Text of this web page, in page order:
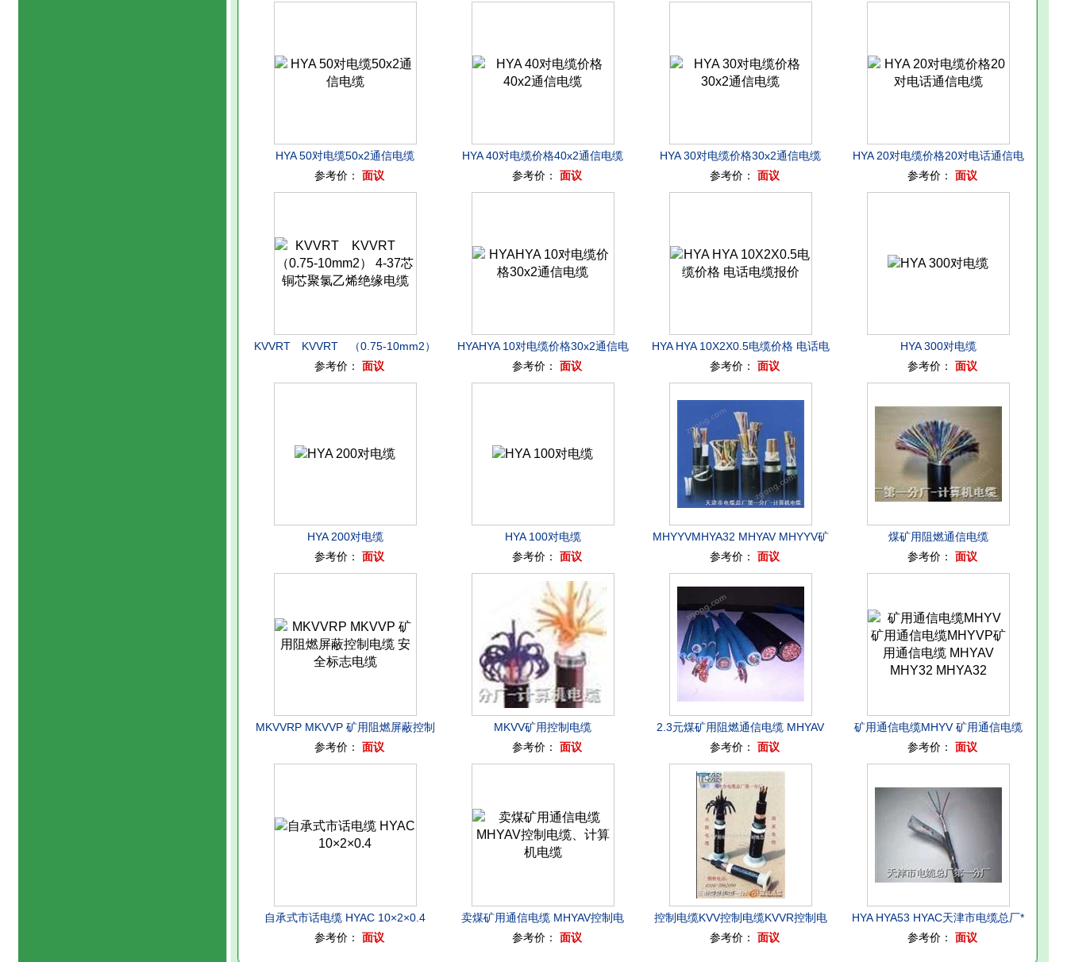
HYA 50对电缆50x2通信电缆
参考价：
面议
HYA 40对电缆价格40x2通信电缆
参考价：
面议
HYA 30对电缆价格30x2通信电缆
参考价：
面议
HYA 20对电缆价格20对电话通信电
缆
参考价： 面议
KVVRT KVVRT （0.75-10mm2）
4-37芯铜芯聚氯乙烯绝缘电缆
参考价： 面议
HYAHYA 10对电缆价格30x2通信电
缆
参考价： 面议
HYA HYA 10X2X0.5电缆价格 电话电
缆报价
参考价： 面议
HYA 300对电缆
参考价：
面议
HYA 200对电缆
参考价：
面议
HYA 100对电缆
参考价：
面议
MHYYVMHYA32 MHYAV MHYYV矿
用通信电缆 技术文件
参考价： 面议
煤矿用阻燃通信电缆
MHYAV（20x2、30x2、50x2）0.8
参考价： 面议
MKVVRP MKVVP 矿用阻燃屏蔽控制
电缆 安全标志电缆
参考价： 面议
MKVV矿用控制电缆
参考价：
面议
2.3元煤矿用阻燃通信电缆 MHYAV
(5×2
参考价： 面议
矿用通信电缆MHYV 矿用通信电缆
MHYVP矿用通信电缆 MHYAV
参考价： 面议
自承式市话电缆 HYAC 10×2×0.4
参考价：
面议
卖煤矿用通信电缆 MHYAV控制电
缆、计算机电缆
参考价： 面议
控制电缆KVV控制电缆KVVR控制电
缆KRVVP控制电缆KVVP
参考价： 面议
HYA HYA53 HYAC天津市电缆总厂*
分厂 <<通信电缆>> <<通讯电缆>>
参考价： 面议